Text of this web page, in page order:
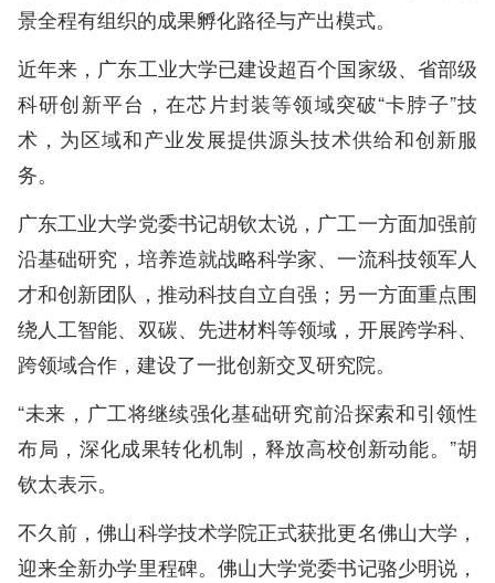
景全程有组织的成果孵化路径与产出模式。
近年来，广东工业大学已建设超百个国家级、省部级
科研创新平台，在芯片封装等领域突破“卡脖子”技
术，为区域和产业发展提供源头技术供给和创新服
务。
广东工业大学党委书记胡钦太说，广工一方面加强前
沿基础研究，培养造就战略科学家、一流科技领军人
才和创新团队，推动科技自立自强；另一方面重点围
绕人工智能、双碳、先进材料等领域，开展跨学科、
跨领域合作，建设了一批创新交叉研究院。
“未来，广工将继续强化基础研究前沿探索和引领性
布局，深化成果转化机制，释放高校创新动能。”胡
钦太表示。
不久前，佛山科学技术学院正式获批更名佛山大学，
迎来全新办学里程碑。佛山大学党委书记骆少明说，